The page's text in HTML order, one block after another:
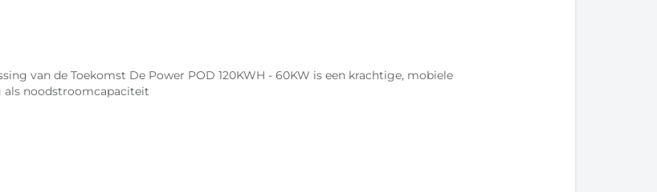
van de Toekomst De Power POD 120KWH - 60KW is een krachtige, mobiele
als noodstroomcapaciteit